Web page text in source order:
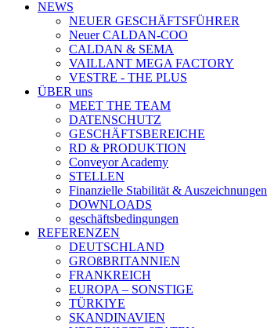
NEWS
NEUER GESCHÄFTSFÜHRER
Neuer CALDAN-COO
CALDAN & SEMA
VAILLANT MEGA FACTORY
VESTRE - THE PLUS
ÜBER uns
MEET THE TEAM
DATENSCHUTZ
GESCHÄFTSBEREICHE
RD & PRODUKTION
Conveyor Academy
STELLEN
Finanzielle Stabilität & Auszeichnungen
DOWNLOADS
geschäftsbedingungen
REFERENZEN
DEUTSCHLAND
GROßBRITANNIEN
FRANKREICH
EUROPA – SONSTIGE
TÜRKIYE
SKANDINAVIEN